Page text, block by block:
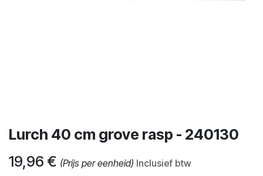
Lurch 40 cm grove rasp - 240130
19,96 € (Prijs per eenheid) Inclusief btw